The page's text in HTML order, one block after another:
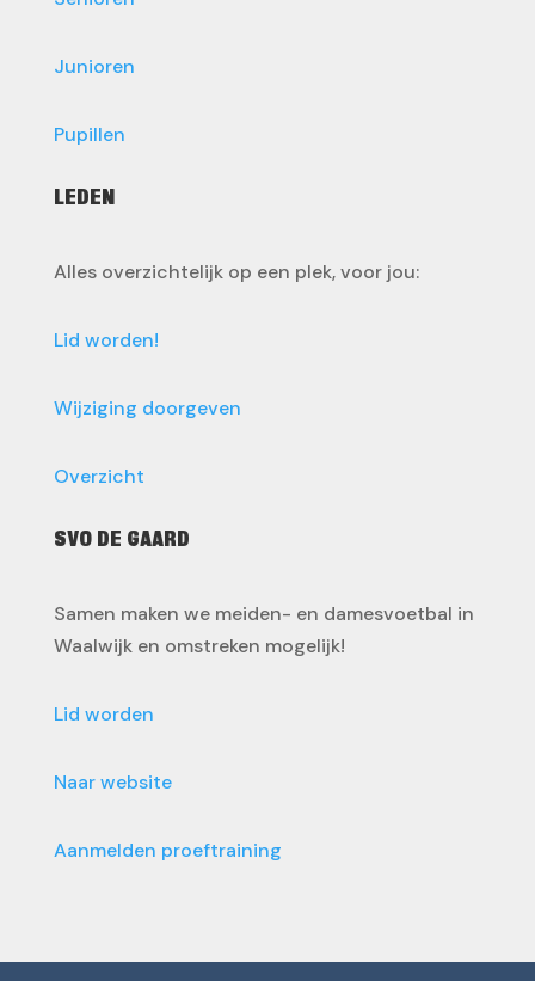
Junioren
Pupillen
LEDEN
Alles overzichtelijk op een plek, voor jou:
Lid worden!
Wijziging doorgeven
Overzicht
SVO DE GAARD
Samen maken we meiden- en damesvoetbal in
Waalwijk en omstreken mogelijk!
Lid worden
Naar website
Aanmelden proeftraining